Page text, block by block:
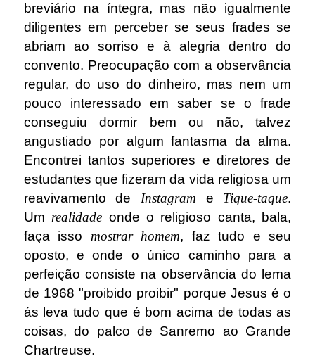
breviário na íntegra, mas não igualmente
diligentes em perceber se seus frades se
abriam ao sorriso e à alegria dentro do
convento. Preocupação com a observância
regular, do uso do dinheiro, mas nem um
pouco interessado em saber se o frade
conseguiu dormir bem ou não, talvez
angustiado por algum fantasma da alma.
Encontrei tantos superiores e diretores de
estudantes que fizeram da vida religiosa um
reavivamento de Instagram e Tique-taque.
Um realidade onde o religioso canta, bala,
faça isso mostrar homem, faz tudo e seu
oposto, e onde o único caminho para a
perfeição consiste na observância do lema
de 1968 "proibido proibir" porque Jesus é o
ás leva tudo que é bom acima de todas as
coisas, do palco de Sanremo ao Grande
Chartreuse.